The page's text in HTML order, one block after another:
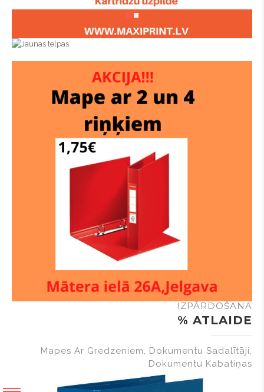
IZPĀRDOŠANA
% ATLAIDE
Mapes Ar Gredzeniem, Dokumentu Sadalītāji,
Dokumentu Kabatiņas